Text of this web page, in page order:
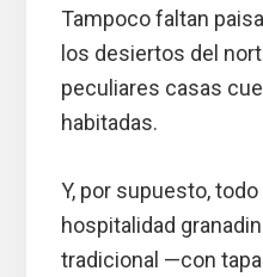
Tampoco faltan
los desiertos del
peculiares casas
habitadas.
Y, por supuesto,
hospitalidad
tradicional —con